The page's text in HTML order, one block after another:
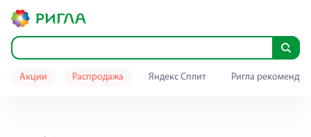
Акции Распродажа Яндекс Сплит Ригла